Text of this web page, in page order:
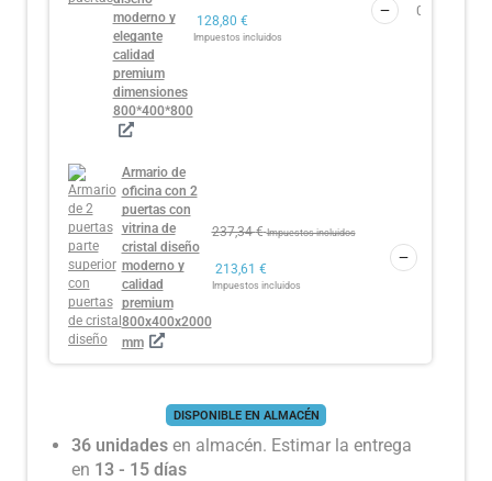
moderno y
elegante
calidad
premium
dimensiones
800*400*800
128,80 €
Impuestos incluidos
Armario de
oficina con 2
puertas con
vitrina de
cristal diseño
moderno y
calidad
premium
800x400x2000
mm
237,34€ Impuestos incluidos
213,61 €
Impuestos incluidos
DISPONIBLE EN ALMACÉN
36 unidades en almacén. Estimar la entrega
en 13 - 15 días